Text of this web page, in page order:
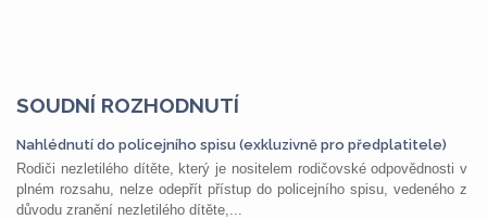
SOUDNÍ ROZHODNUTÍ
Nahlédnutí do policejního spisu (exkluzivně pro předplatitele)
Rodiči nezletilého dítěte, který je nositelem rodičovské odpovědnosti v
plném rozsahu, nelze odepřít přístup do policejního spisu, vedeného z
důvodu zranění nezletilého dítěte,...